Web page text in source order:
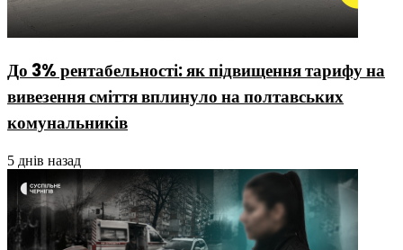
До 3% рентабельності: як підвищення тарифу на
вивезення сміття вплинуло на полтавських
комунальників
5 днів назад